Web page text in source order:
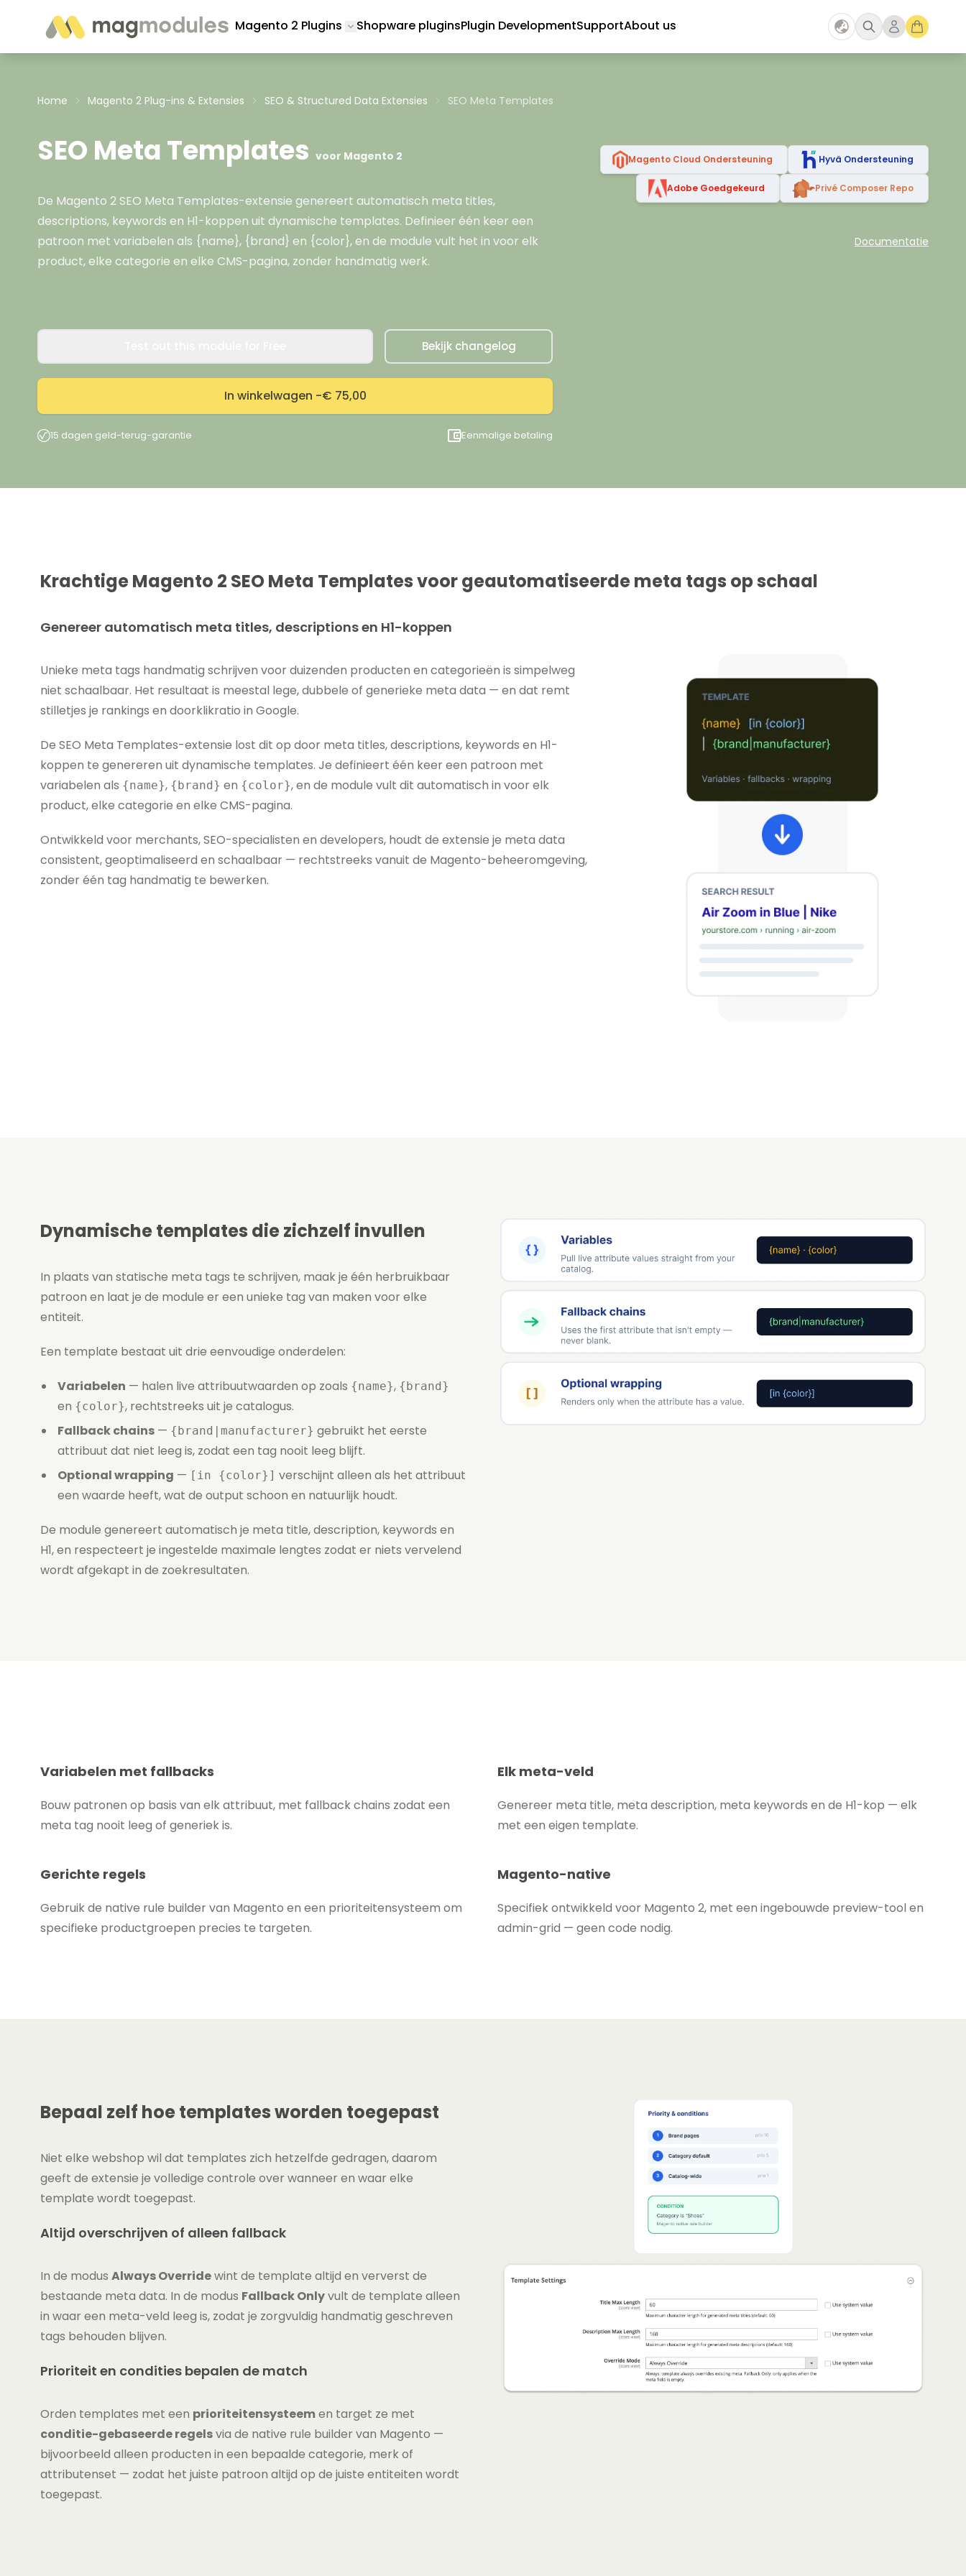
Magento 2 Plugins Toggle submenu for Magento 2 Plugins
Shopware pluginsPlugin DevelopmentSupportAbout us
Home Magento 2 Plug-ins & Extensies SEO & Structured Data Extensies SEO Meta Templates
SEO Meta Templates voor Magento 2
De Magento 2 SEO Meta Templates-extensie genereert automatisch meta titles,
descriptions, keywords en H1-koppen uit dynamische templates. Definieer één keer een
patroon met variabelen als {name}, {brand} en {color}, en de module vult het in voor elk
product, elke categorie en elke CMS-pagina, zonder handmatig werk.
Bekijk changelog
In winkelwagen -€ 75,00
15 dagen geld-terug-garantie Eenmalige betaling
Magento Cloud Ondersteuning Hyvä Ondersteuning
Adobe Goedgekeurd Privé Composer Repo
Documentatie
Krachtige Magento 2 SEO Meta Templates voor geautomatiseerde meta tags op schaal
Genereer automatisch meta titles, descriptions en H1-koppen
Unieke meta tags handmatig schrijven voor duizenden producten en categorieën is simpelweg
niet schaalbaar. Het resultaat is meestal lege, dubbele of generieke meta data — en dat remt
stilletjes je rankings en doorklikratio in Google.
De SEO Meta Templates-extensie lost dit op door meta titles, descriptions, keywords en H1-
koppen te genereren uit dynamische templates. Je definieert één keer een patroon met
variabelen als {name}, {brand} en {color}, en de module vult dit automatisch in voor elk
product, elke categorie en elke CMS-pagina.
Ontwikkeld voor merchants, SEO-specialisten en developers, houdt de extensie je meta data
consistent, geoptimaliseerd en schaalbaar — rechtstreeks vanuit de Magento-beheeromgeving,
zonder één tag handmatig te bewerken.
Dynamische templates die zichzelf invullen
In plaats van statische meta tags te schrijven, maak je één herbruikbaar
patroon en laat je de module er een unieke tag van maken voor elke
entiteit.
Een template bestaat uit drie eenvoudige onderdelen:
Variabelen — halen live attribuutwaarden op zoals {name}, {brand}
en {color}, rechtstreeks uit je catalogus.
Fallback chains — {brand|manufacturer} gebruikt het eerste
attribuut dat niet leeg is, zodat een tag nooit leeg blijft.
Optional wrapping — [in {color}] verschijnt alleen als het attribuut
een waarde heeft, wat de output schoon en natuurlijk houdt.
De module genereert automatisch je meta title, description, keywords en
H1, en respecteert je ingestelde maximale lengtes zodat er niets vervelend
wordt afgekapt in de zoekresultaten.
Variabelen met fallbacks
Bouw patronen op basis van elk attribuut, met fallback chains zodat een
meta tag nooit leeg of generiek is.
Elk meta-veld
Genereer meta title, meta description, meta keywords en de H1-kop — elk
met een eigen template.
Gerichte regels
Gebruik de native rule builder van Magento en een prioriteitensysteem om
specifieke productgroepen precies te targeten.
Magento-native
Specifiek ontwikkeld voor Magento 2, met een ingebouwde preview-tool en
admin-grid — geen code nodig.
Bepaal zelf hoe templates worden toegepast
Niet elke webshop wil dat templates zich hetzelfde gedragen, daarom
geeft de extensie je volledige controle over wanneer en waar elke
template wordt toegepast.
Altijd overschrijven of alleen fallback
In de modus Always Overridewint de template altijd en ververst de
bestaande meta data. In de modus Fallback Onlyvult de template alleen
in waar een meta-veld leeg is, zodat je zorgvuldig handmatig geschreven
tags behouden blijven.
Prioriteit en condities bepalen de match
Orden templates met een prioriteitensysteemen target ze met
conditie-gebaseerde regelsvia de native rule builder van Magento —
bijvoorbeeld alleen producten in een bepaalde categorie, merk of
attributenset — zodat het juiste patroon altijd op de juiste entiteiten wordt
toegepast.